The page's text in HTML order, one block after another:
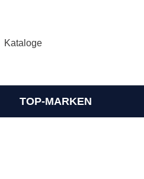
Kataloge
TOP-MARKEN